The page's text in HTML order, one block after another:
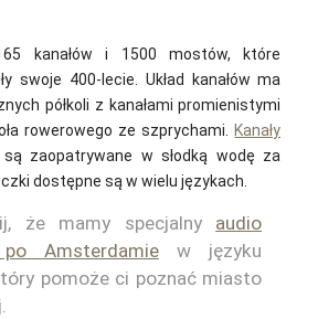
kanałów i 1500 mostów, które
swoje 400-lecie. Układ kanałów ma
półkoli z kanałami promienistymi
rowerowego ze szprychami.
Kanały
są zaopatrywane w słodką wodę za
dostępne są w wielu językach.
że mamy specjalny audio
Amsterdamiew języku
pomoże ci poznać miasto